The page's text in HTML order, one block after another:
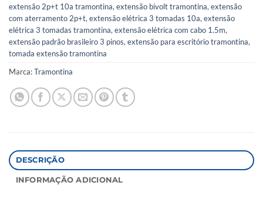
extensão 2p+t 10a tramontina, extensão bivolt tramontina, extensão
com aterramento 2p+t, extensão elétrica 3 tomadas 10a, extensão
elétrica 3 tomadas tramontina, extensão elétrica com cabo 1.5m,
extensão padrão brasileiro 3 pinos, extensão para escritório tramontina,
tomada extensão tramontina
Marca:Tramontina
DESCRIÇÃO
INFORMAÇÃO ADICIONAL